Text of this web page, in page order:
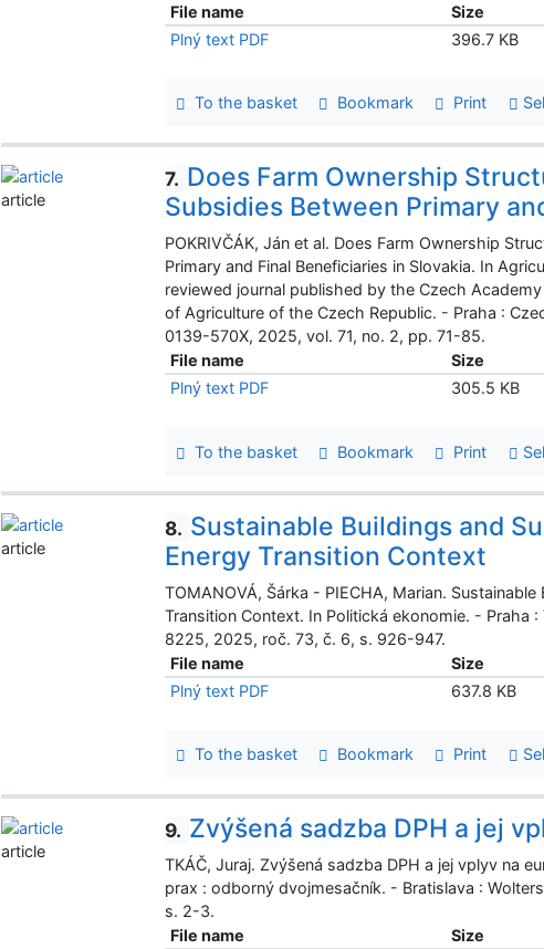
File name
Size
Plný text PDF
396.7 KB
To the basket Bookmark Print
7. Does Farm Ownership
Subsidies Between Primary
POKRIVČÁK, Ján et al. Does Farm Ownership
Primary and Final Beneficiaries in Slovakia. In
reviewed journal published by the Czech
of Agriculture of the Czech Republic. - Praha :
0139-570X, 2025, vol. 71, no. 2, pp. 71-85.
File name
Size
Plný text PDF
305.5 KB
To the basket Bookmark Print
article
8. Sustainable Buildings and
Energy Transition Context
TOMANOVÁ, Šárka - PIECHA, Marian.
Transition Context. In Politická ekonomie. -
8225, 2025, roč. 73, č. 6, s. 926-947.
File name
Size
Plný text PDF
637.8 KB
To the basket Bookmark Print
article
9. Zvýšená sadzba DPH a jej
TKÁČ, Juraj. Zvýšená sadzba DPH a jej vplyv na
prax : odborný dvojmesačník. - Bratislava :
s. 2-3.
File name
Size
article